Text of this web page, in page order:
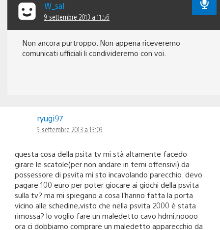
W_sal
9 settembre 2013 a 11:56
Non ancora purtroppo. Non appena riceveremo
comunicati ufficiali li condivideremo con voi.
ryugi97
9 settembre 2013 a 13:09
questa cosa della psita tv mi stà altamente facedo
girare le scatole(per non andare in temi offensivi) da
possessore di psvita mi sto incavolando parecchio. devo
pagare 100 euro per poter giocare ai giochi della psvita
sulla tv? ma mi spiegano a cosa l’hanno fatta la porta
vicino alle schedine,visto che nella psvita 2000 è stata
rimossa? lo voglio fare un maledetto cavo hdmi,noooo
ora ci dobbiamo comprare un maledetto apparecchio da